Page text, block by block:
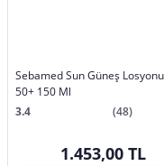
Sebamed Sun Güneş
50+ 150 Ml
3.4
(48)
1.453,00 TL